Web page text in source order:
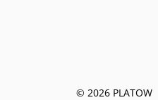
© 2026 PLATOW